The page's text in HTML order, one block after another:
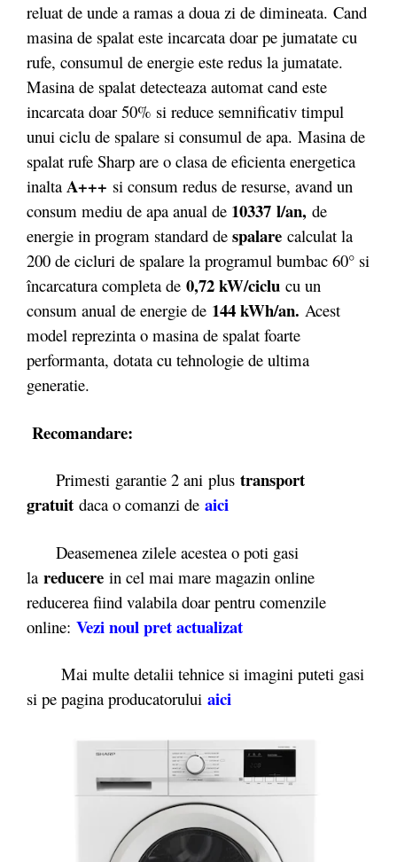
reluat de unde a ramas a doua zi de dimineata. Cand
masina de spalat este incarcata doar pe jumatate cu
rufe, consumul de energie este redus la jumatate.
Masina de spalat detecteaza automat cand este
incarcata doar 50% si reduce semnificativ timpul
unui ciclu de spalare si consumul de apa. Masina de
spalat rufe Sharp are o clasa de eficienta energetica
inalta A+++ si consum redus de resurse, avand un
consum mediu de apa anual de 10337 l/an, de
energie in program standard de spalare calculat la
200 de cicluri de spalare la programul bumbac 60° si
încarcatura completa de 0,72 kW/ciclu cu un
consum anual de energie de 144 kWh/an. Acest
model reprezinta o masina de spalat foarte
performanta, dotata cu tehnologie de ultima
generatie.
Recomandare:
Primesti garantie 2 ani plus transport
gratuit daca o comanzi de aici
Deasemenea zilele acestea o poti gasi
la reducere in cel mai mare magazin online
reducerea fiind valabila doar pentru comenzile
online: Vezi noul pret actualizat
Mai multe detalii tehnice si imagini puteti gasi
si pe pagina producatorului aici